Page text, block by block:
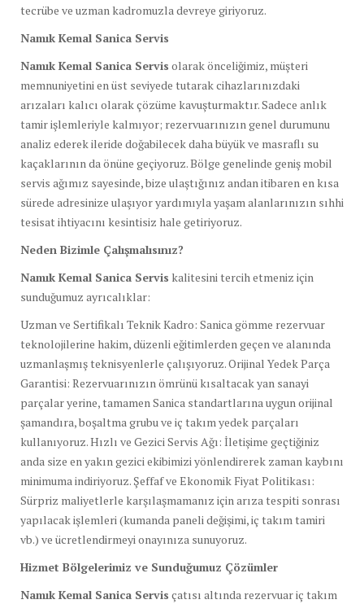
tecrübe ve uzman kadromuzla devreye giriyoruz.
Namık Kemal Sanica Servis
Namık Kemal Sanica Servis olarak önceliğimiz, müşteri
memnuniyetini en üst seviyede tutarak cihazlarınızdaki
arızaları kalıcı olarak çözüme kavuşturmaktır. Sadece anlık
tamir işlemleriyle kalmıyor; rezervuarınızın genel durumunu
analiz ederek ileride doğabilecek daha büyük ve masraflı su
kaçaklarının da önüne geçiyoruz. Bölge genelinde geniş mobil
servis ağımız sayesinde, bize ulaştığınız andan itibaren en kısa
sürede adresinize ulaşıyor yardımıyla yaşam alanlarınızın sıhhi
tesisat ihtiyacını kesintisiz hale getiriyoruz.
Neden Bizimle Çalışmalısınız?
Namık Kemal Sanica Servis kalitesini tercih etmeniz için
sunduğumuz ayrıcalıklar:
Uzman ve Sertifikalı Teknik Kadro: Sanica gömme rezervuar
teknolojilerine hakim, düzenli eğitimlerden geçen ve alanında
uzmanlaşmış teknisyenlerle çalışıyoruz. Orijinal Yedek Parça
Garantisi: Rezervuarınızın ömrünü kısaltacak yan sanayi
parçalar yerine, tamamen Sanica standartlarına uygun orijinal
şamandıra, boşaltma grubu ve iç takım yedek parçaları
kullanıyoruz. Hızlı ve Gezici Servis Ağı: İletişime geçtiğiniz
anda size en yakın gezici ekibimizi yönlendirerek zaman kaybını
minimuma indiriyoruz. Şeffaf ve Ekonomik Fiyat Politikası:
Sürpriz maliyetlerle karşılaşmamanız için arıza tespiti sonrası
yapılacak işlemleri (kumanda paneli değişimi, iç takım tamiri
vb.) ve ücretlendirmeyi onayınıza sunuyoruz.
Hizmet Bölgelerimiz ve Sunduğumuz Çözümler
Namık Kemal Sanica Servis çatısı altında rezervuar iç takım